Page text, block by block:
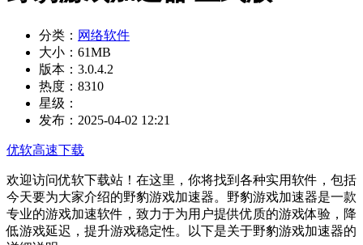
分类： 网络软件
大小： 61MB
版本： 3.0.4.2
热度： 8310
星级：
发布： 2025-04-02 12:21
优软高速下载
欢迎访问优软下载站！在这里，你将找到各种实用软件，包括
今天要为大家介绍的野豹游戏加速器。野豹游戏加速器是一款
专业的游戏加速软件，致力于为用户提供优质的游戏体验，降
低游戏延迟，提升游戏稳定性。以下是关于野豹游戏加速器的